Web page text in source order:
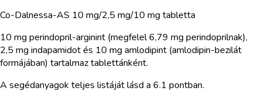
Co-Dalnessa-AS 10 mg/2,5 mg/10 mg tabletta
10 mg perindopril-arginint (megfelel 6,79 mg perindoprilnak),
2,5 mg indapamidot és 10 mg amlodipint (amlodipin-bezilát
formájában) tartalmaz tablettánként.
A segédanyagok teljes listáját lásd a 6.1 pontban.